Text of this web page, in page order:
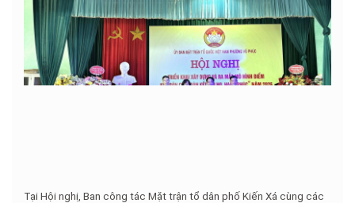
Tại Hội nghị, Ban công tác Mặt trận tổ dân phố Kiến Xá cùng các